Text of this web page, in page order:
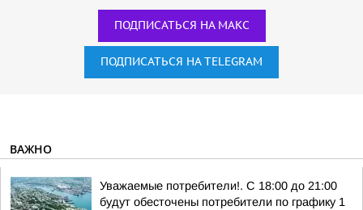
ПОДПИСАТЬСЯ НА МАКС
ПОДПИСАТЬСЯ НА TELEGRAM
ВАЖНО
Уважаемые потребители!. С 18:00 до 21:00
будут обесточены потребители по графику 1